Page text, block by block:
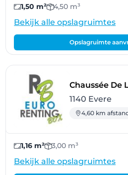
1,50 m² 4,50 m³
Bekijk alle opslagruimtes
Opslagruimte
Chaussée De
1140 Evere
4,60 km
1,16 m² 3,00 m³
Bekijk alle opslagruimtes